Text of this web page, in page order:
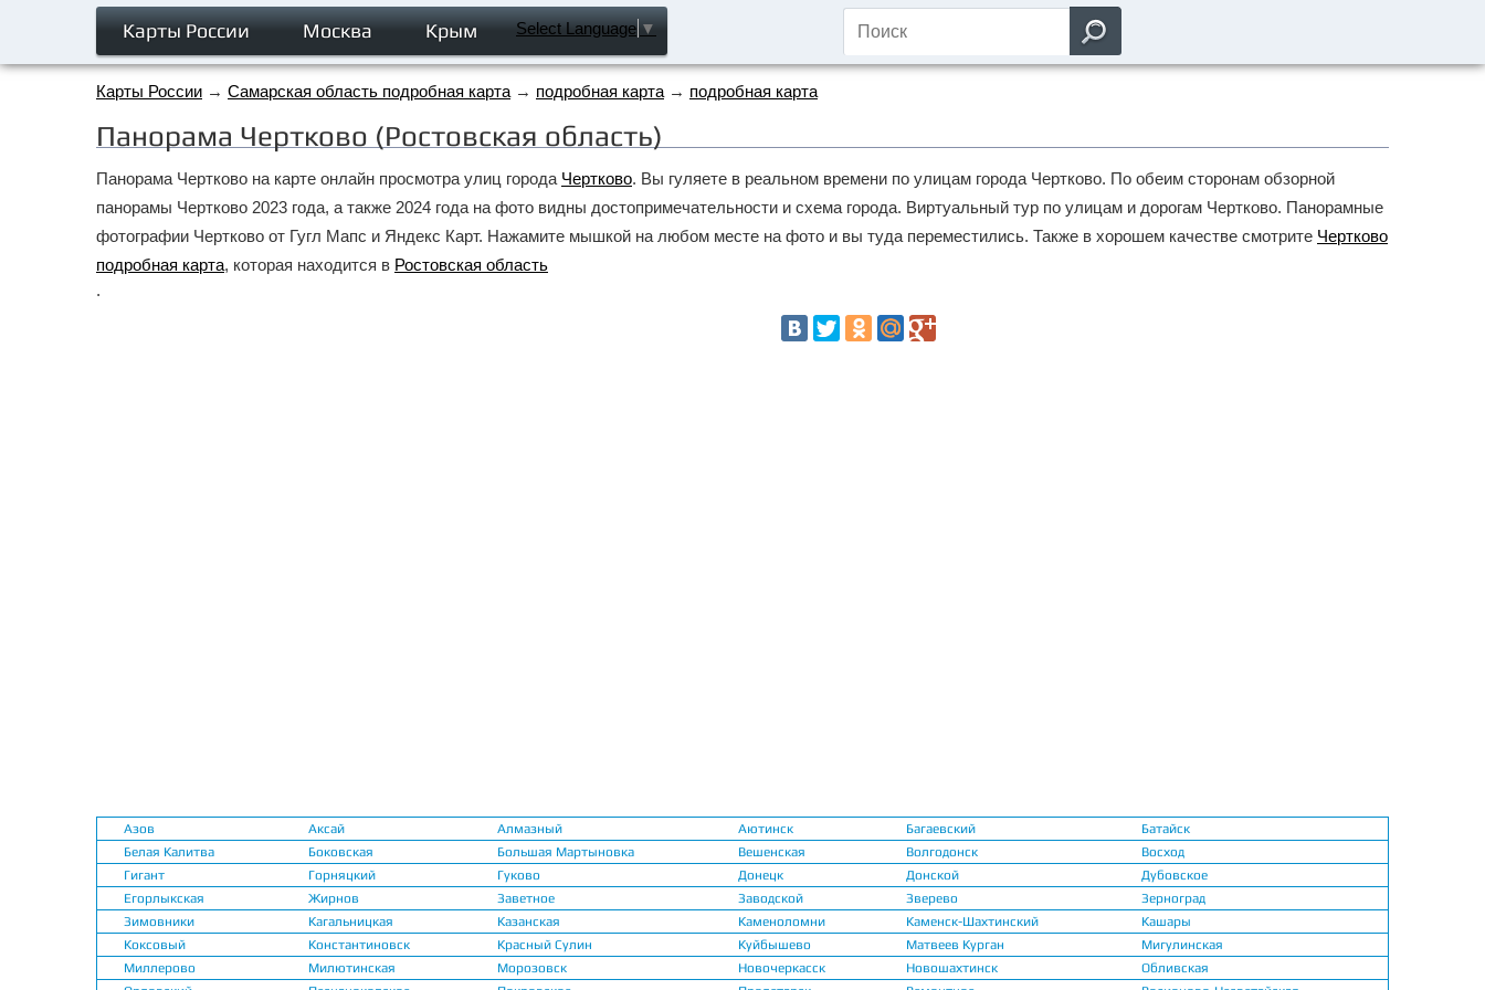
Select Language ▼
Карты России Москва Крым
Карты России → Самарская область подробная карта → подробная карта → подробная карта
Панорама Чертково (Ростовская область)
Панорама Чертково на карте онлайн просмотра улиц города Чертково. Вы гуляете в реальном времени по улицам города Чертково. По обеим сторонам обзорной
панорамы Чертково 2023 года, а также 2024 года на фото видны достопримечательности и схема города. Виртуальный тур по улицам и дорогам Чертково. Панорамные
фотографии Чертково от Гугл Мапс и Яндекс Карт. Нажамите мышкой на любом месте на фото и вы туда переместились. Также в хорошем качестве смотрите Чертково
подробная карта, которая находится в Ростовская область
.
Азов Аксай Алмазный Аютинск Багаевский
Батайск
Белая Калитва
Боковская Большая Мартыновка Вешенская Волгодонск
Восход
Гигант
Горняцкий Гуково Донецк Донской
Дубовское
Егорлыкская
Жирнов Заветное Заводской Зверево
Зерноград
Зимовники
Кагальницкая Казанская Каменоломни Каменск-Шахтинский
Кашары
Коксовый
Константиновск Красный Сулин Куйбышево Матвеев Курган
Мигулинская
Миллерово
Милютинская Морозовск Новочеркасск Новошахтинск
Обливская